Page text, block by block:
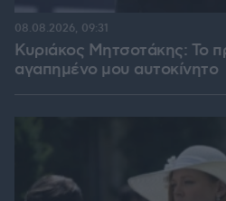
Κυριάκος Μητσοτάκης: Το
αγαπημένο μου αυτοκίνητο
08.08.2026, 09:31